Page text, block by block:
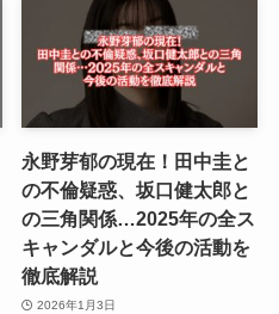
永野芽郁の現在！田中圭と
の不倫疑惑、坂口健太郎と
の三角関係…2025年の全ス
キャンダルと今後の活動を
徹底解説
2026年1月3日